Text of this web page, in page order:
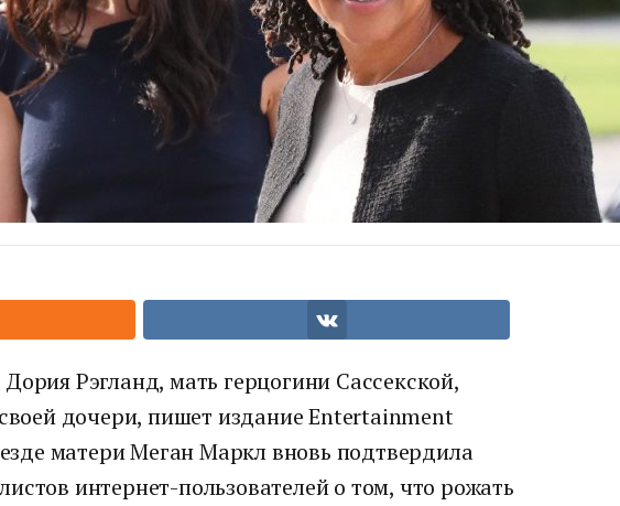
Рэгланд, мать герцогини Сассекской,
дочери, пишет издание Entertainment
матери Меган Маркл вновь подтвердила
интернет-пользователей о том, что рожать